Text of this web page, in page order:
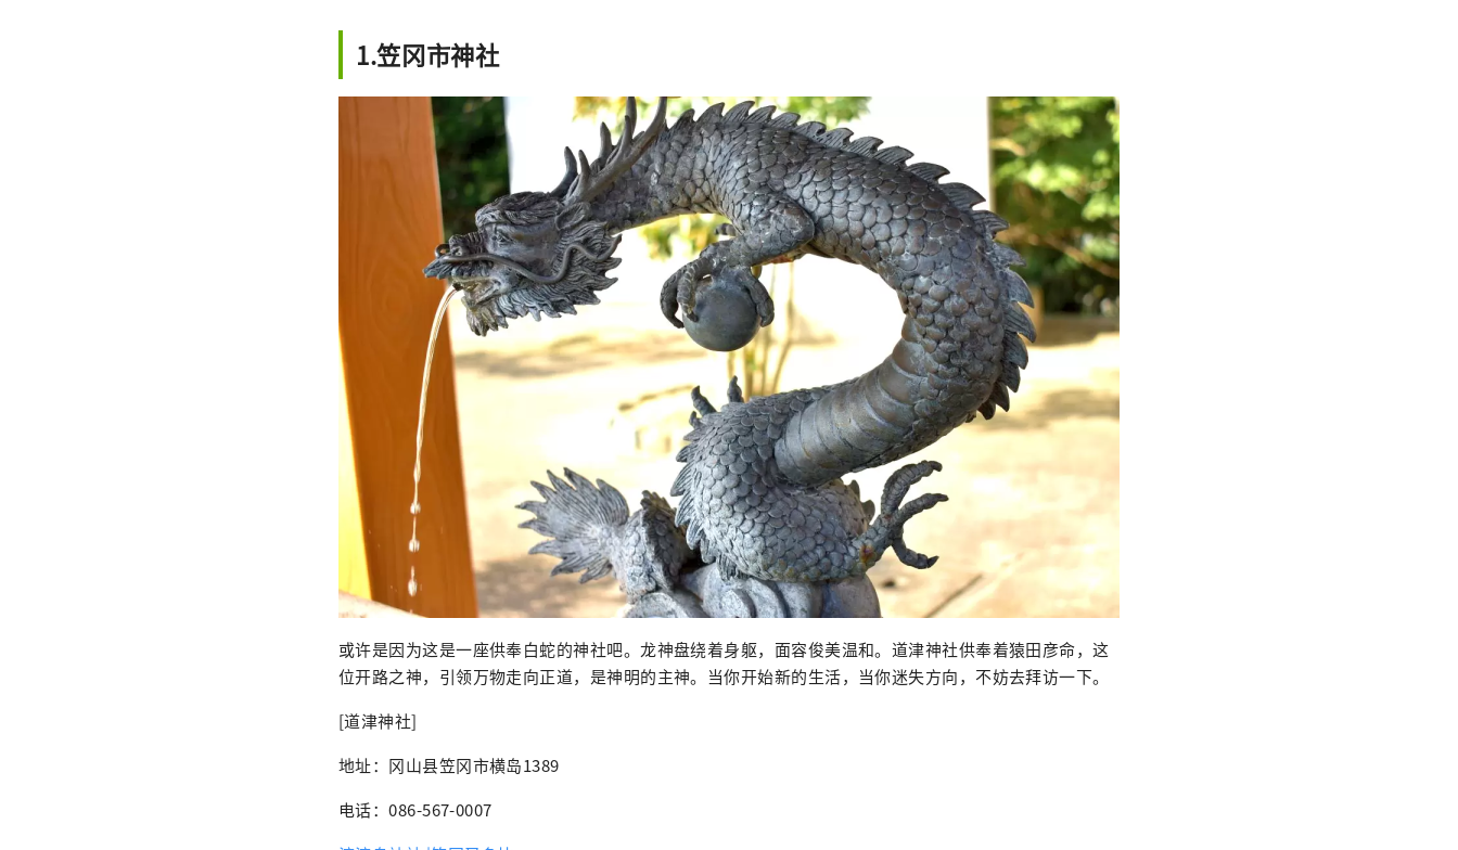
1.笠冈市神社
或许是因为这是一座供奉白蛇的神社吧。龙神盘绕着身躯，面容俊美温和。道津神社供奉着猿田彦命，这
位开路之神，引领万物走向正道，是神明的主神。当你开始新的生活，当你迷失方向，不妨去拜访一下。
[道津神社]
地址：冈山县笠冈市横岛1389
电话：086-567-0007